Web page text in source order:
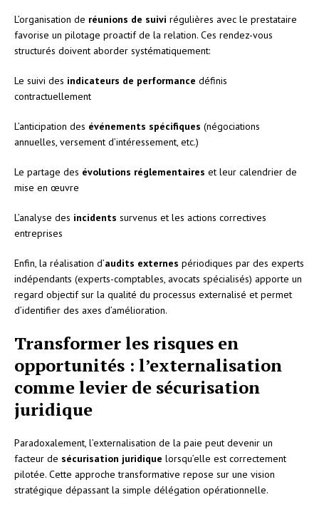
L’organisation de réunions de suivi régulières avec le prestataire
favorise un pilotage proactif de la relation. Ces rendez-vous
structurés doivent aborder systématiquement:
Le suivi des indicateurs de performance définis
contractuellement
L’anticipation des événements spécifiques (négociations
annuelles, versement d’intéressement, etc.)
Le partage des évolutions réglementaires et leur calendrier de
mise en œuvre
L’analyse des incidents survenus et les actions correctives
entreprises
Enfin, la réalisation d’audits externes périodiques par des experts
indépendants (experts-comptables, avocats spécialisés) apporte un
regard objectif sur la qualité du processus externalisé et permet
d’identifier des axes d’amélioration.
Transformer les risques en
opportunités : l’externalisation
comme levier de sécurisation
juridique
Paradoxalement, l’externalisation de la paie peut devenir un
facteur de sécurisation juridique lorsqu’elle est correctement
pilotée. Cette approche transformative repose sur une vision
stratégique dépassant la simple délégation opérationnelle.